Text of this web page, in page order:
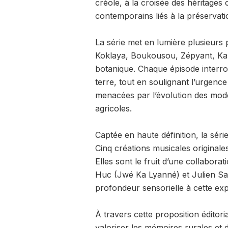
créole, à la croisée des héritages
contemporains liés à la
La série met en lumière plusieurs
Koklaya, Boukousou, Zépyant,
botanique. Chaque épisode
terre, tout en soulignant
menacées par l’évolution des
agricoles.
Captée en haute définition, la
Cinq créations musicales
Elles sont le fruit d’une
Huc (Jwé Ka Lyanné) et Julien
profondeur sensorielle à cette
À travers cette proposition